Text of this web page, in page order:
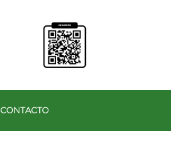
CONTACTO